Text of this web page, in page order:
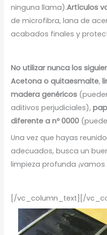
ninguna llama).Artículos
de microfibra, lana de
acabados finales y
No utilizar nunca los
Acetona o quitaesmalte,
madera genéricos
aditivos perjudiciales),
diferente a nº 0000
Una vez que hayas
adecuados, busca un
limpieza profunda ¡vamos
[/vc_column_text][/